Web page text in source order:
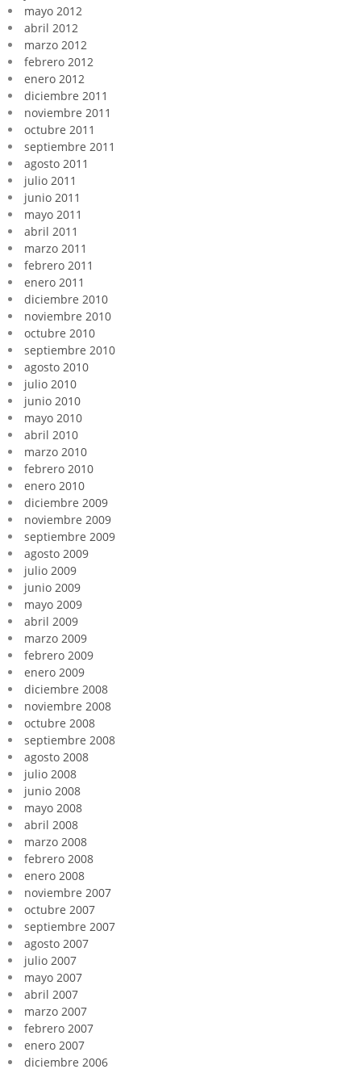
mayo 2012
abril 2012
marzo 2012
febrero 2012
enero 2012
diciembre 2011
noviembre 2011
octubre 2011
septiembre 2011
agosto 2011
julio 2011
junio 2011
mayo 2011
abril 2011
marzo 2011
febrero 2011
enero 2011
diciembre 2010
noviembre 2010
octubre 2010
septiembre 2010
agosto 2010
julio 2010
junio 2010
mayo 2010
abril 2010
marzo 2010
febrero 2010
enero 2010
diciembre 2009
noviembre 2009
septiembre 2009
agosto 2009
julio 2009
junio 2009
mayo 2009
abril 2009
marzo 2009
febrero 2009
enero 2009
diciembre 2008
noviembre 2008
octubre 2008
septiembre 2008
agosto 2008
julio 2008
junio 2008
mayo 2008
abril 2008
marzo 2008
febrero 2008
enero 2008
noviembre 2007
octubre 2007
septiembre 2007
agosto 2007
julio 2007
mayo 2007
abril 2007
marzo 2007
febrero 2007
enero 2007
diciembre 2006